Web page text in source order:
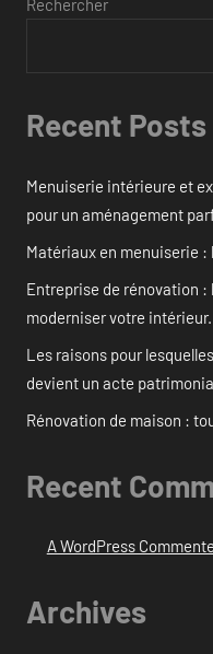
Rechercher
Recent Posts
Menuiserie intérieure et
pour un aménagement
Matériaux en menuiserie :
Entreprise de rénovation
moderniser votre intérieur.
Les raisons pour
devient un acte
Rénovation de maison :
Recent
A WordPress
Archives